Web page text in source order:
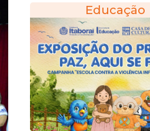
Educação